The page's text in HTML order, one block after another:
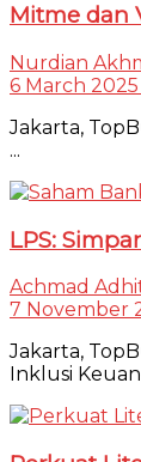
Mitme dan
Nurdian
6 March 2025
Jakarta,
...
LPS:
Achmad
7 November
Jakarta,
Inklusi